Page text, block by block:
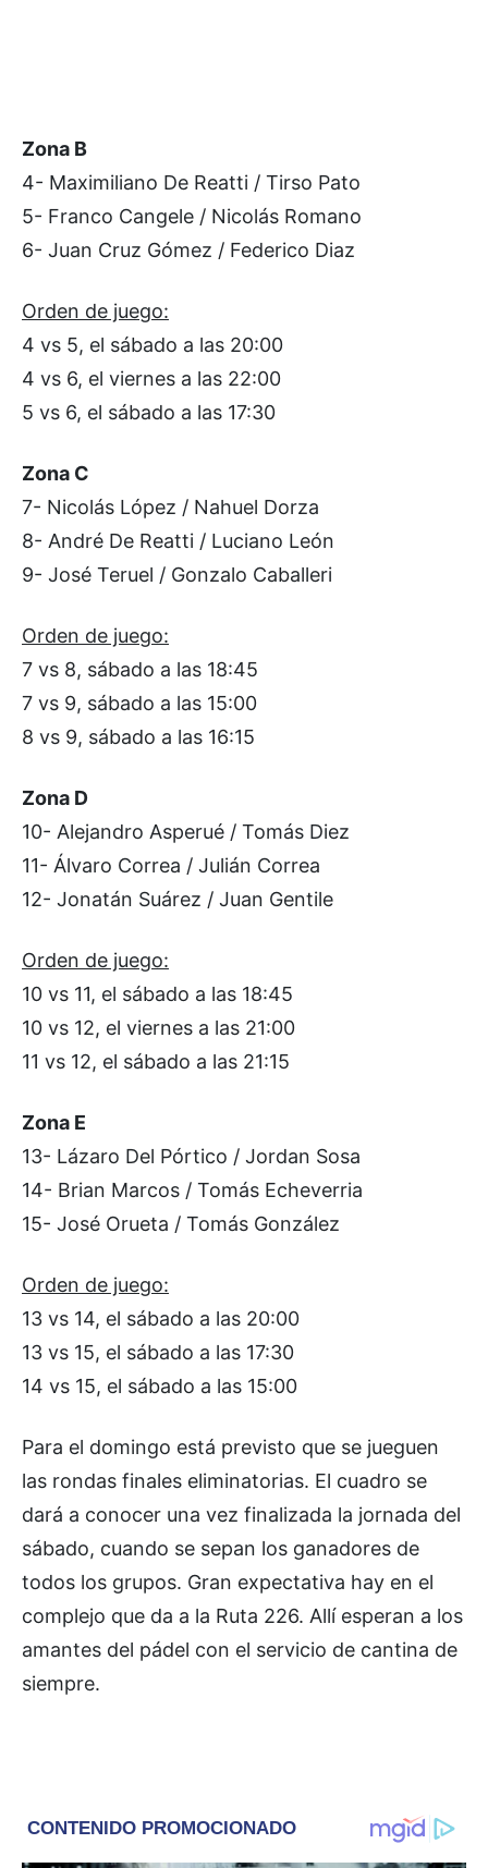
Zona B
4- Maximiliano De Reatti / Tirso Pato
5- Franco Cangele / Nicolás Romano
6- Juan Cruz Gómez / Federico Diaz
Orden de juego:
4 vs 5, el sábado a las 20:00
4 vs 6, el viernes a las 22:00
5 vs 6, el sábado a las 17:30
Zona C
7- Nicolás López / Nahuel Dorza
8- André De Reatti / Luciano León
9- José Teruel / Gonzalo Caballeri
Orden de juego:
7 vs 8, sábado a las 18:45
7 vs 9, sábado a las 15:00
8 vs 9, sábado a las 16:15
Zona D
10- Alejandro Asperué / Tomás Diez
11- Álvaro Correa / Julián Correa
12- Jonatán Suárez / Juan Gentile
Orden de juego:
10 vs 11, el sábado a las 18:45
10 vs 12, el viernes a las 21:00
11 vs 12, el sábado a las 21:15
Zona E
13- Lázaro Del Pórtico / Jordan Sosa
14- Brian Marcos / Tomás Echeverria
15- José Orueta / Tomás González
Orden de juego:
13 vs 14, el sábado a las 20:00
13 vs 15, el sábado a las 17:30
14 vs 15, el sábado a las 15:00
Para el domingo está previsto que se jueguen
las rondas finales eliminatorias. El cuadro se
dará a conocer una vez finalizada la jornada del
sábado, cuando se sepan los ganadores de
todos los grupos. Gran expectativa hay en el
complejo que da a la Ruta 226. Allí esperan a los
amantes del pádel con el servicio de cantina de
siempre.